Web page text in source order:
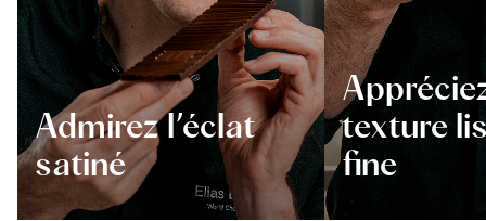
Admirez l’éclat
satiné
texture
fine